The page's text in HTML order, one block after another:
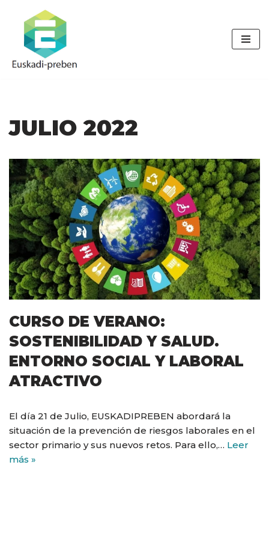
Saltar
contenido
JULIO 2022
CURSO DE VERANO:
SOSTENIBILIDAD Y SALUD.
ENTORNO SOCIAL Y LABORAL
ATRACTIVO
El día 21 de Julio, EUSKADIPREBEN abordará la
situación de la prevención de riesgos laborales en el
sector primario y sus nuevos retos. Para ello,… Leer
más »